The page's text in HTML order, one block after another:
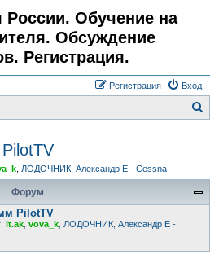
России. Обучение на
Обсуждение
Регистрация.
Вход
Регистрация
PilotTV
ЛОДОЧНИК Александр E - Cessna
Форум
PilotTV
lt.ak vova_k ЛОДОЧНИК Александр E -